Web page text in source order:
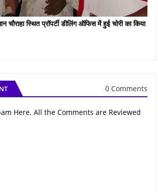
चौराहा स्थित प्रॉपर्टी डीलिंग ऑफिस में हुई चोरी का किया
0 Comments
Here. All the Comments are Reviewed